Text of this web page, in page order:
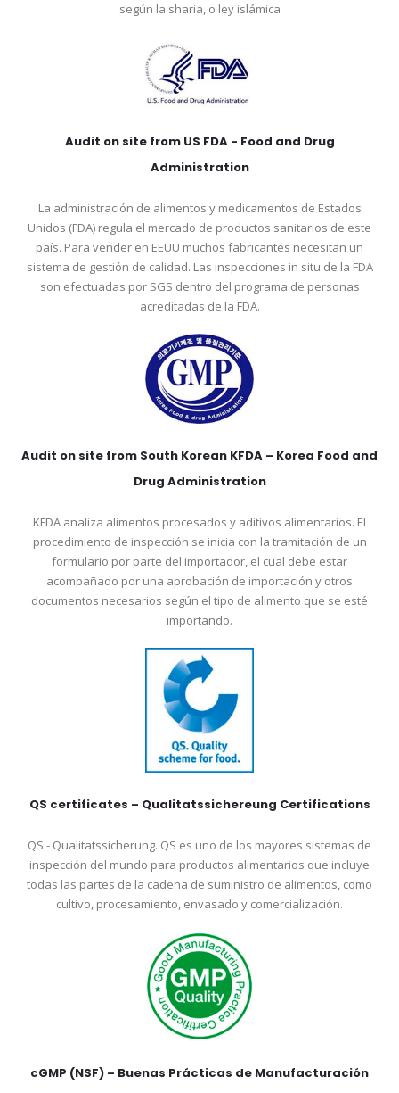
según la sharia, o ley islámica
Audit on site from US FDA - Food and Drug
Administration
La administración de alimentos y medicamentos de Estados
Unidos (FDA) regula el mercado de productos sanitarios de este
país. Para vender en EEUU muchos fabricantes necesitan un
sistema de gestión de calidad. Las inspecciones in situ de la FDA
son efectuadas por SGS dentro del programa de personas
acreditadas de la FDA.
Audit on site from South Korean KFDA – Korea Food and
Drug Administration
KFDA analiza alimentos procesados y aditivos alimentarios. El
procedimiento de inspección se inicia con la tramitación de un
formulario por parte del importador, el cual debe estar
acompañado por una aprobación de importación y otros
documentos necesarios según el tipo de alimento que se esté
importando.
QS certificates – Qualitatssichereung Certifications
QS - Qualitatssicherung. QS es uno de los mayores sistemas de
inspección del mundo para productos alimentarios que incluye
todas las partes de la cadena de suministro de alimentos, como
cultivo, procesamiento, envasado y comercialización.
cGMP (NSF) – Buenas Prácticas de Manufacturación